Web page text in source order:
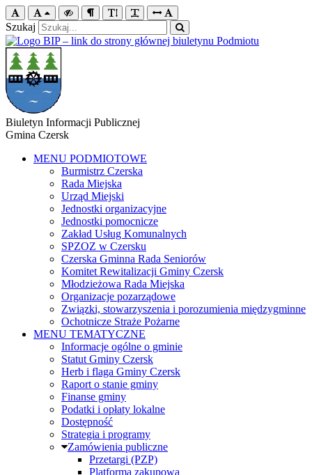
Szukaj
Biuletyn Informacji Publicznej
Gmina Czersk
MENU PODMIOTOWE
Burmistrz Czerska
Rada Miejska
Urząd Miejski
Jednostki organizacyjne
Jednostki pomocnicze
Zakład Usług Komunalnych
SPZOZ w Czersku
Czerska Gminna Rada Seniorów
Komitet Rewitalizacji Gminy Czersk
Młodzieżowa Rada Miejska
Organizacje pozarządowe
Związki, stowarzyszenia i porozumienia międzygminne
Ochotnicze Straże Pożarne
MENU TEMATYCZNE
Informacje ogólne o gminie
Statut Gminy Czersk
Herb i flaga Gminy Czersk
Raport o stanie gminy
Finanse gminy
Podatki i opłaty lokalne
Dostępność
Strategia i programy
Zamówienia publiczne
Przetargi (PZP)
Platforma zakupowa